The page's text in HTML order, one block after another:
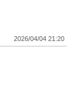
2026/04/04 21:20